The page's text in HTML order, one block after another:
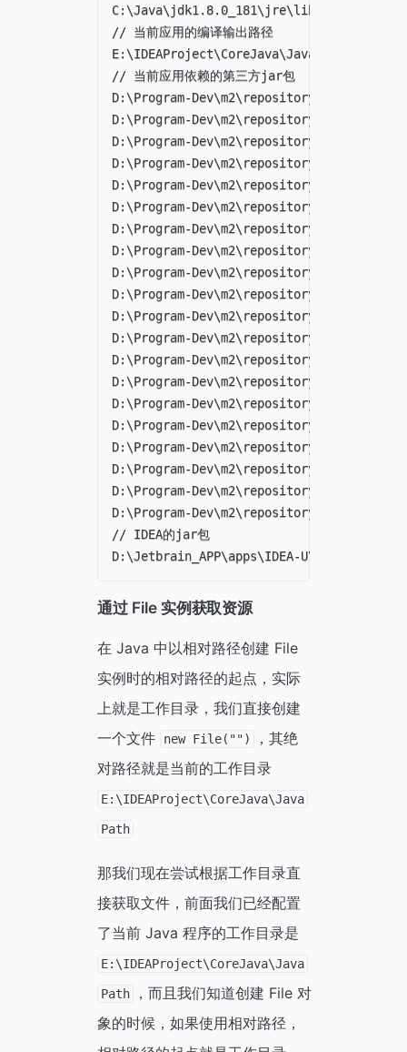
C:\Java\jdk1.8.0_181\jre\lib\rt.jar;
// 当前应用的编译输出路径
// 当前应用依赖的第三方jar包
D:\Program-
D:\Program-
D:\Program-
D:\Program-
D:\Program-
D:\Program-
D:\Program-
D:\Program-
D:\Program-
D:\Program-
D:\Program-
D:\Program-
D:\Program-
D:\Program-
D:\Program-
D:\Program-
D:\Program-
D:\Program-
D:\Program-
D:\Program-
// IDEA的jar包
通过 File 实例获取资源
在 Java 中以相对路径创建 File
实例时的相对路径的起点，实际
上就是工作目录，我们直接创建
一个文件
new File("")
，其绝
对路径就是当前的工作目录
E:\IDEAProject\CoreJava\Java
Path
那我们现在尝试根据工作目录直
接获取文件，前面我们已经配置
了当前 Java 程序的工作目录是
E:\IDEAProject\CoreJava\Java
Path
，而且我们知道创建 File 对
象的时候，如果使用相对路径，